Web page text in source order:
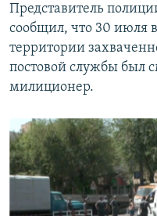
поискуИНФОГРАФИКА
ТЕЛЕПРОЕКТ КРЫМ.РЕАЛИИ
СОВЕТЫ
ПРОПАВШИЕ БЕЗ ВЕСТИ
ПОБЕДИТЕЛЕЙ НЕ СУДЯТ?
КРЫМ.НЕПОКОРЕННЫЙ
ELIFBE
УКРАИНСКАЯ ПРОБЛЕМА
КАК ОБОЙТИ
Українською
ПРИСОЕДИНЯЙТЕСЬ!
Представитель
сообщил, что 30 июля
территории
постовой службы был
милиционер.